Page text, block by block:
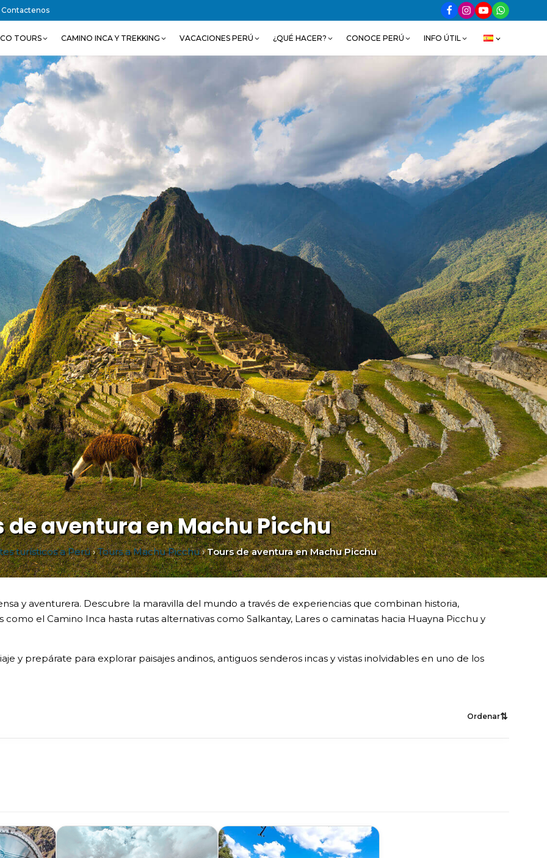
Contactenos
TOURS CAMINO INCA Y TREKKING VACACIONES PERÚ ¿QUÉ HACER? CONOCE PERÚ INFO ÚTIL
de aventura en Machu Picchu
turísticos a Perú›Tours a Machu Picchu›Tours de aventura en Machu Picchu
y aventurera. Descubre la maravilla del mundo a través de experiencias que combinan historia,
el Camino Inca hasta rutas alternativas como Salkantay, Lares o caminatas hacia Huayna Picchu y
y prepárate para explorar paisajes andinos, antiguos senderos incas y vistas inolvidables en uno de los
Ordenar⇅